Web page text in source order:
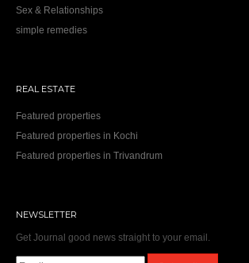
Sex & Relationships
simple remedies
REAL ESTATE
Featured properties
Featured properties in Kochi
Featured properties in Trivandrum
NEWSLETTER
Get Journal good news straight to your email.